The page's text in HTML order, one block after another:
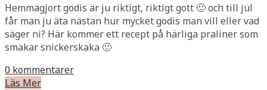
Hemmagjort godis är ju riktigt, riktigt gott 🙂 och till jul
får man ju äta nästan hur mycket godis man vill eller vad
säger ni? Här kommer ett recept på härliga praliner som
smakar snickerskaka 🙂
0 kommentarer
Läs Mer